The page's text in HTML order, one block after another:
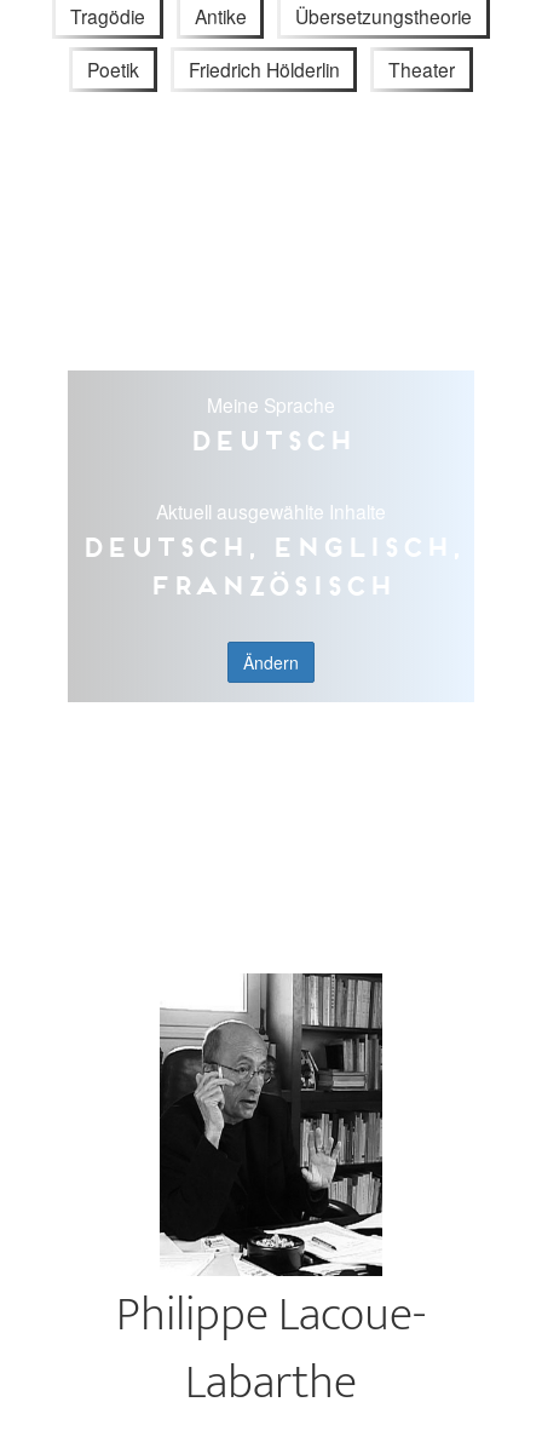
Tragödie Antike Übersetzungstheorie
Poetik Friedrich Hölderlin Theater
Meine Sprache
Deutsch
Aktuell ausgewählte Inhalte
Deutsch, Englisch,
Französisch
Ändern
Philippe Lacoue-
Labarthe